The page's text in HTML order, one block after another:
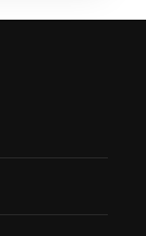
でご案
きた
ご希望が
ジョグ
ルタ , ボ